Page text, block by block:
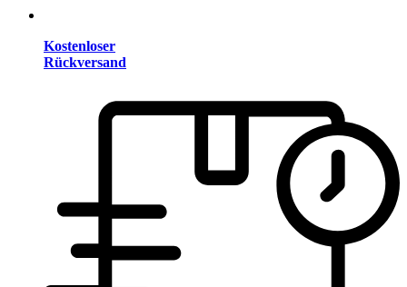
Kostenloser
Rückversand